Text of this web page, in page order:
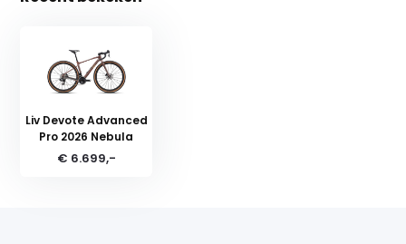
Liv Devote Advanced
Pro 2026 Nebula
€ 6.699,-